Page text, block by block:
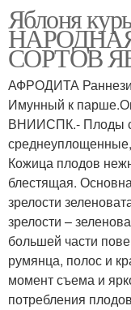
Яблоня
СОРТОВ
АФРОДИТА
Имунный к
ВНИИСПК.- Плоды
Кожица плодов
блестящая.
зрелости
зрелости –
большей части
румянца, полос и
момент съема и
потребления